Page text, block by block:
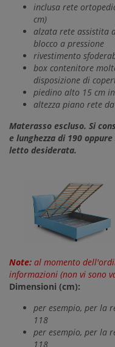
inclusa rete
cm)
alzata rete assistita
blocco a pressione
rivestimento
box contenitore
disposizione di
piedino alto 15 cm
altezza piano rete
Materasso escluso. Si
e lunghezza di 190
letto desiderata.
Note: al momento
informazioni (non vi sono
Dimensioni (cm):
per esempio, per la
118
per esempio, per la
118